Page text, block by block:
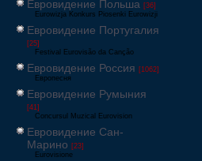
Евровидение Польша [36]
Eurowizja Konkurs Piosenki Eurowizji
Евровидение Португалия
[25]
Festival Eurovisão da Canção
Евровидение Россия [1062]
Европесня
Евровидение Румыния
[41]
Concursul Muzical Eurovision
Евровидение Сан-
Марино [23]
Eurovisione